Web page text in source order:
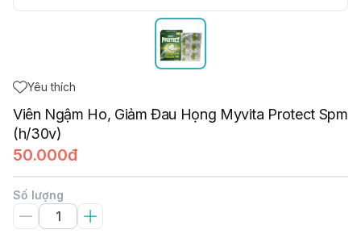
Yêu thích
Viên Ngậm Ho, Giảm Đau Họng Myvita Protect Spm
(h/30v)
50.000đ
Số lượng